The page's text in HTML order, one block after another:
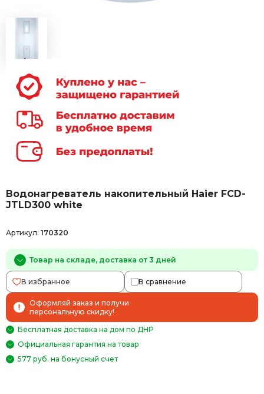
Водонагреватель накопительный Haier FCD-
JTLD300 white
Артикул: 170320
Товар на складе, доставка от 3 дней
В избранное В сравнение
Оформляй заказ и получи
персональную скидку!
Бесплатная доставка на дом по ДНР
Официальная гарантия на товар
577 руб. на бонусный счет